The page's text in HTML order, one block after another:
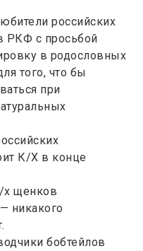
российских
РКФ с просьбой
в родословных
того, что бы
при
К/Х в конце
х щенков
никакого
бобтейлов